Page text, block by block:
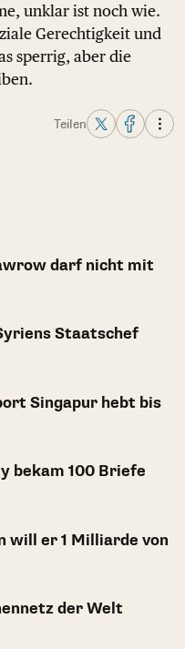
unklar ist noch wie.
Gerechtigkeit und
sperrig, aber die
Teilen
darf nicht mit
Staatschef
Singapur hebt bis
bekam 100 Briefe
will er 1 Milliarde von
der Welt